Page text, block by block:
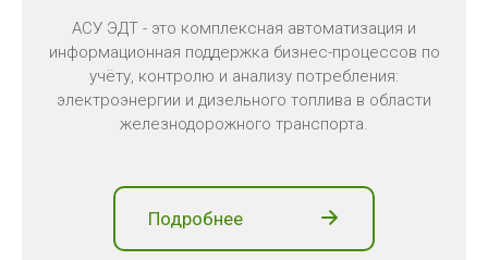
АСУ ЭДТ - это комплексная автоматизация и
информационная поддержка бизнес-процессов по
учёту, контролю и анализу потребления:
электроэнергии и дизельного топлива в области
железнодорожного транспорта.
Подробнее